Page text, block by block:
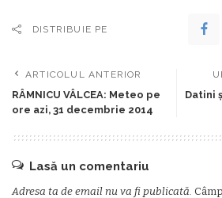
DISTRIBUIE PE
ARTICOLUL ANTERIOR
RÂMNICU VÂLCEA: Meteo pe
ore azi, 31 decembrie 2014
Datini
Lasă un comentariu
Adresa ta de email nu va fi publicată.